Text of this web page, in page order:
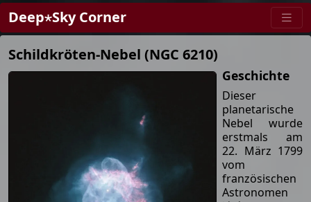
Deep⋆Sky Corner
Schildkröten-Nebel (NGC 6210)
Geschichte
Dieser
planetarische
Nebel wurde
erstmals am
22. März 1799
vom
französischen
Astronomen